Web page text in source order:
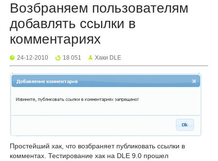
Возбраняем пользователям
добавлять ссылки в
комментариях
24-12-2010 18 051 Хаки DLE
Простейший хак, что возбраняет публиковать ссылки в
комментах. Тестирование хак на DLE 9.0 прошел